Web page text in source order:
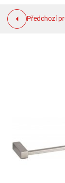
Předchozí